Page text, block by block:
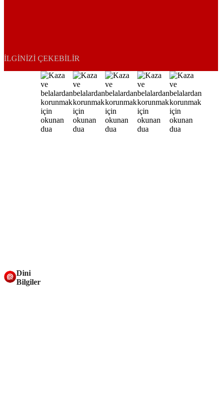
İLGINIZI ÇEKEBILIR
Dini
Bilgiler